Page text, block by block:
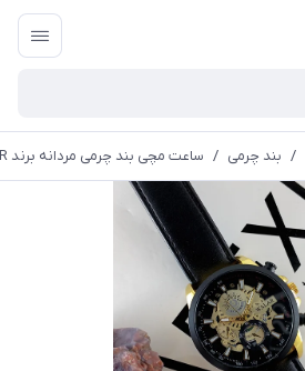
/ بند چرمی / ساعت مچی بند چرمی مردانه برند WALAR